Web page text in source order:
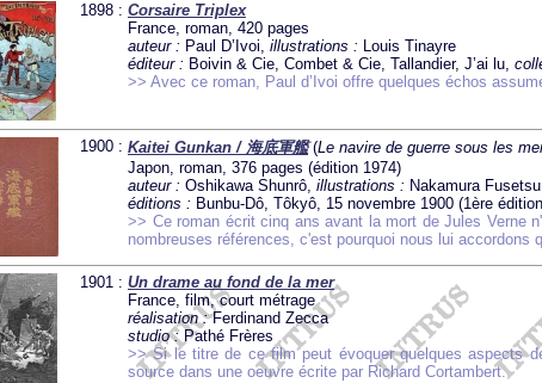
1898 : Corsaire Triplex
France, roman, 420 pages
auteur : Paul D’Ivoi, illustrations : Louis Tinayre
éditeur : Boivin & Cie, Combet & Cie, Tallandier, J’ai lu,
>> Avec ce roman, Paul d’Ivoi offre quelques échos
1900 : Kaitei Gunkan / 海底軍艦(Le navire de guerre sous les
Japon, roman, 376 pages (édition 1974)
auteur : Oshikawa Shunrô, illustrations : Nakamura Fusetsu
éditions : Bunbu-Dô, Tôkyô, 15 novembre 1900 (1ère
>> Ce roman écrit cinq ans avant la mort de Jules Verne
nombreuses références, c'est pourquoi nous lui accordons
1901 : Un drame au fond de la mer
France, film, court métrage
réalisation :Ferdinand Zecca
studio :Pathé Frères
>> Si le titre de ce film peut évoquer quelques aspects
source dans une oeuvre écrite par Richard Cortambert.